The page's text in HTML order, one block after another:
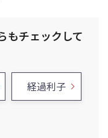
もチェックして
経過利子